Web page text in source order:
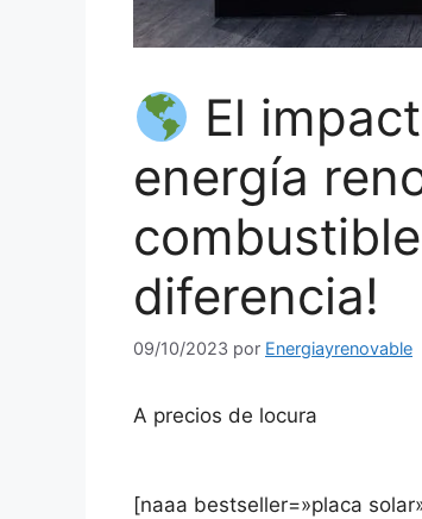
El
energía
diferencia!
09/10/2023 por Energiayrenovable
A precios de locura
[naaa bestseller=»placa